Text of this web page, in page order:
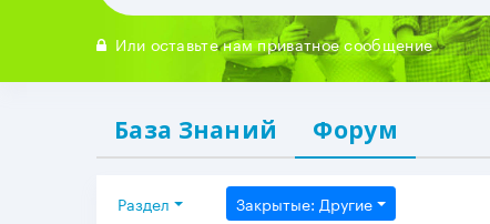
Или оставьте нам приватное сообщение
База Знаний Форум
Раздел Закрытые: Другие